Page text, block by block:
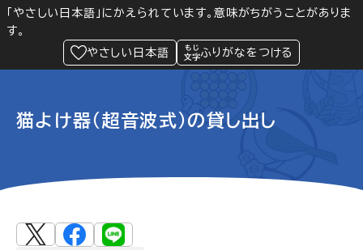
「やさしい日本語」にかえられています。意味がちがうことがありま
す。
やさしい日本語
ふりがなをつける
Language 閲覧支援
緊急情報
猫よけ器（超音波式）の貸し出し